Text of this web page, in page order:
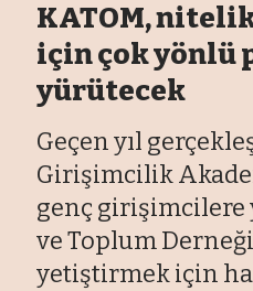
KATOM,
için çok yönlü
yürütecek
Geçen yıl
Girişimcilik
genç girişimcilere
ve Toplum
yetiştirmek için